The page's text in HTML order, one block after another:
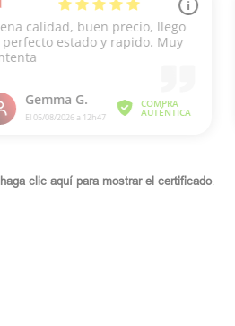
haga clic aquí para mostrar el certificado.